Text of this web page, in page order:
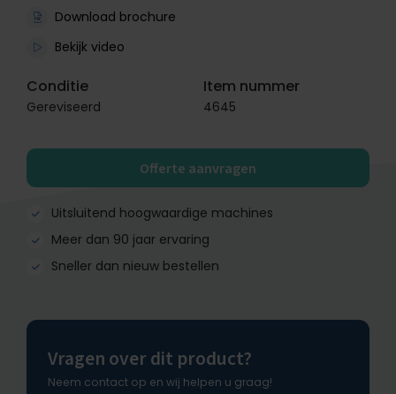
Download brochure
Bekijk video
Conditie
Gereviseerd
Item nummer
4645
Offerte aanvragen
Uitsluitend hoogwaardige machines
Meer dan 90 jaar ervaring
Sneller dan nieuw bestellen
Vragen over dit product?
Neem contact op en wij helpen u graag!